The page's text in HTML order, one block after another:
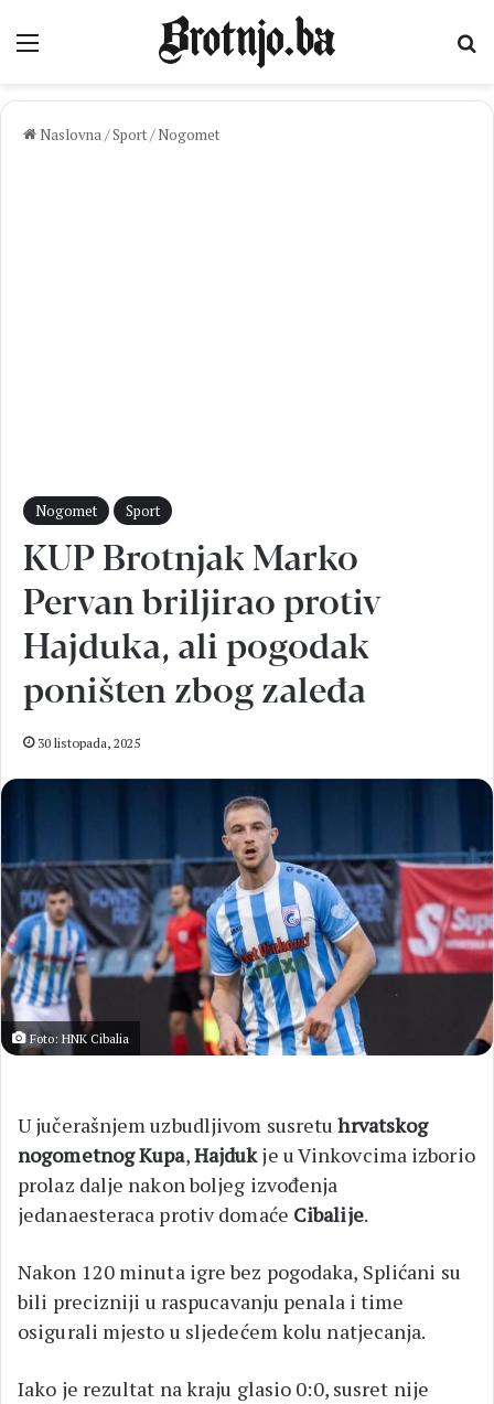
Izbornik
Naslovna/Sport/ Nogomet
Nogomet Sport
KUP Brotnjak Marko
Pervan briljirao protiv
Hajduka, ali pogodak
poništen zbog zaleđa
30 listopada, 2025
Foto: HNK Cibalia
U jučerašnjem uzbudljivom susretuhrvatskog
nogometnog Kupa,Hajdukje u Vinkovcima izborio
prolaz dalje nakon boljeg izvođenja
jedanaesteraca protiv domaće Cibalije.
Nakon 120 minuta igre bez pogodaka, Splićani su
bili precizniji u raspucavanju penala i time
osigurali mjesto u sljedećem kolu natjecanja.
Iako je rezultat na kraju glasio 0:0, susret nije